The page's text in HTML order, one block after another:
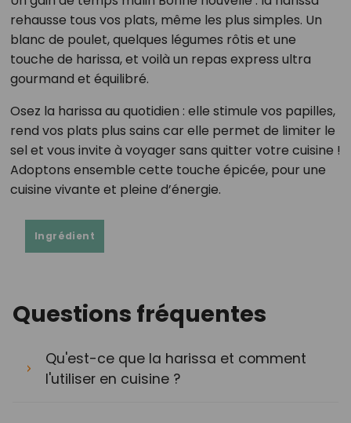
rehausse tous vos plats, même les plus simples. Un
blanc de poulet, quelques légumes rôtis et une
touche de harissa, et voilà un repas express ultra
gourmand et équilibré.
Osez la harissa au quotidien : elle stimule vos papilles,
rend vos plats plus sains car elle permet de limiter le
sel et vous invite à voyager sans quitter votre cuisine !
Adoptons ensemble cette touche épicée, pour une
cuisine vivante et pleine d’énergie.
Ingrédient
Questions fréquentes
Qu'est-ce que la harissa et comment
l'utiliser en cuisine ?